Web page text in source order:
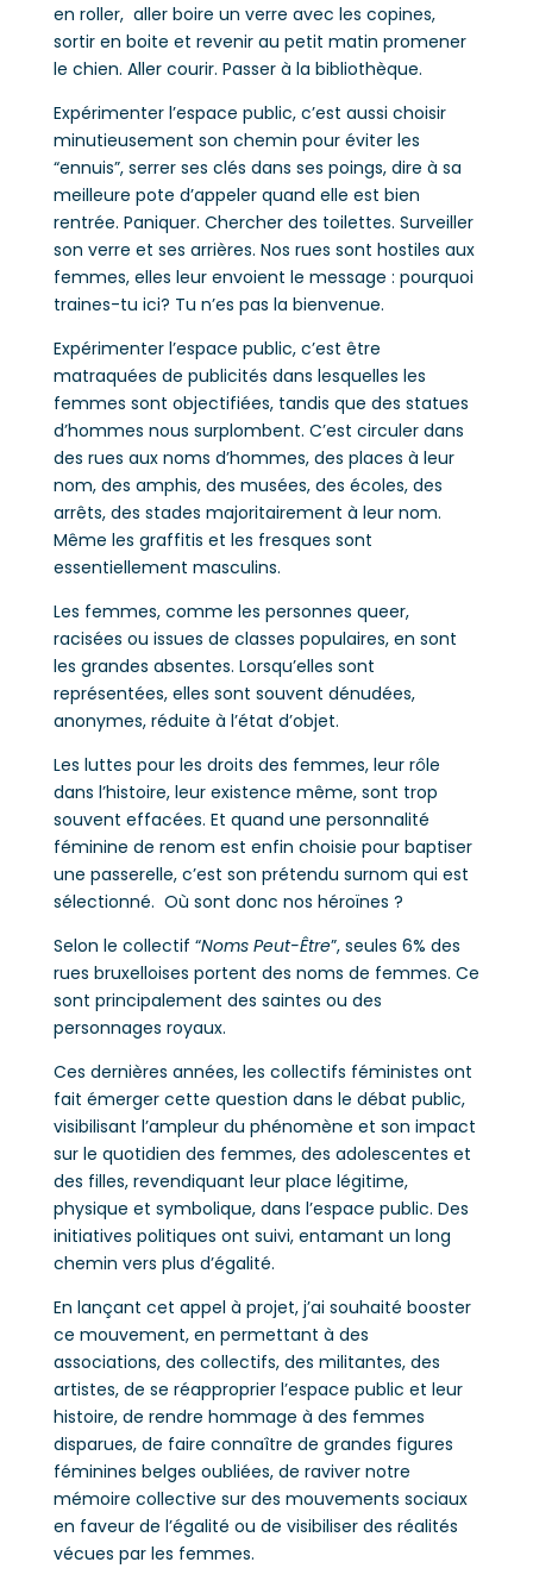
en roller, aller boire un verre avec les copines,
sortir en boite et revenir au petit matin promener
le chien. Aller courir. Passer à la bibliothèque.
Expérimenter l’espace public, c’est aussi choisir
minutieusement son chemin pour éviter les
“ennuis”, serrer ses clés dans ses poings, dire à sa
meilleure pote d’appeler quand elle est bien
rentrée. Paniquer. Chercher des toilettes. Surveiller
son verre et ses arrières. Nos rues sont hostiles aux
femmes, elles leur envoient le message : pourquoi
traines-tu ici? Tu n’es pas la bienvenue.
Expérimenter l’espace public, c’est être
matraquées de publicités dans lesquelles les
femmes sont objectifiées, tandis que des statues
d’hommes nous surplombent. C’est circuler dans
des rues aux noms d’hommes, des places à leur
nom, des amphis, des musées, des écoles, des
arrêts, des stades majoritairement à leur nom.
Même les graffitis et les fresques sont
essentiellement masculins.
Les femmes, comme les personnes queer,
racisées ou issues de classes populaires, en sont
les grandes absentes. Lorsqu’elles sont
représentées, elles sont souvent dénudées,
anonymes, réduite à l’état d’objet.
Les luttes pour les droits des femmes, leur rôle
dans l’histoire, leur existence même, sont trop
souvent effacées. Et quand une personnalité
féminine de renom est enfin choisie pour baptiser
une passerelle, c’est son prétendu surnom qui est
sélectionné. Où sont donc nos héroïnes ?
Selon le collectif “Noms Peut-Être”, seules 6% des
rues bruxelloises portent des noms de femmes. Ce
sont principalement des saintes ou des
personnages royaux.
Ces dernières années, les collectifs féministes ont
fait émerger cette question dans le débat public,
visibilisant l’ampleur du phénomène et son impact
sur le quotidien des femmes, des adolescentes et
des filles, revendiquant leur place légitime,
physique et symbolique, dans l’espace public. Des
initiatives politiques ont suivi, entamant un long
chemin vers plus d’égalité.
En lançant cet appel à projet, j’ai souhaité booster
ce mouvement, en permettant à des
associations, des collectifs, des militantes, des
artistes, de se réapproprier l’espace public et leur
histoire, de rendre hommage à des femmes
disparues, de faire connaître de grandes figures
féminines belges oubliées, de raviver notre
mémoire collective sur des mouvements sociaux
en faveur de l’égalité ou de visibiliser des réalités
vécues par les femmes.